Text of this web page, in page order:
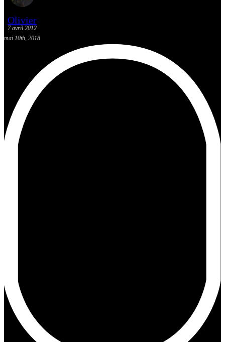
Olivier
7 avril 2012
mai 10th, 2018